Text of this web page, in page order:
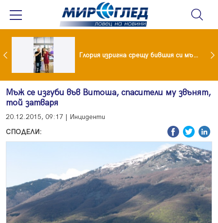
Мария и майка си построиха къща от 8000 стъклени бутилки Глория изригна срещу бившия си мъж: Беше със 120-килограмова жена! Искаше бърза печалба...
Мъж се изгуби във Витоша, спасители му звънят,
той затваря
20.12.2015, 09:17 | Инциденти
СПОДЕЛИ: